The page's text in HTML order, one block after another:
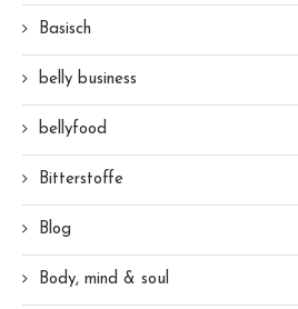
Basisch
belly business
bellyfood
Bitterstoffe
Blog
Body, mind & soul